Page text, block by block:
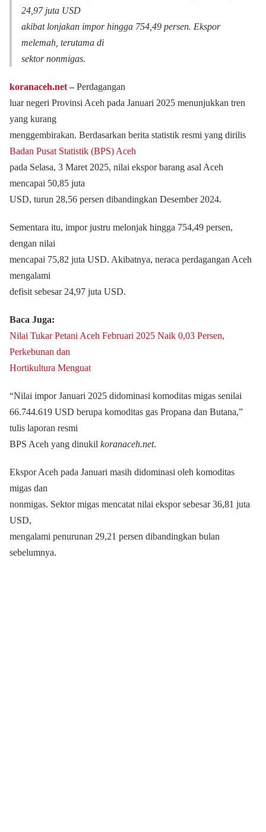
24,97 juta USD
akibat lonjakan impor hingga 754,49 persen. Ekspor
melemah, terutama di
sektor nonmigas.
koranaceh.net ‒ Perdagangan
luar negeri Provinsi Aceh pada Januari 2025 menunjukkan tren
yang kurang
menggembirakan. Berdasarkan berita statistik resmi yang dirilis
Badan Pusat Statistik (BPS) Aceh
pada Selasa, 3 Maret 2025, nilai ekspor barang asal Aceh
mencapai 50,85 juta
USD, turun 28,56 persen dibandingkan Desember 2024.
Sementara itu, impor justru melonjak hingga 754,49 persen,
dengan nilai
mencapai 75,82 juta USD. Akibatnya, neraca perdagangan Aceh
mengalami
defisit sebesar 24,97 juta USD.
Baca Juga:
Nilai Tukar Petani Aceh Februari 2025 Naik 0,03 Persen,
Perkebunan dan
Hortikultura Menguat
“Nilai impor Januari 2025 didominasi komoditas migas senilai
66.744.619 USD berupa komoditas gas Propana dan Butana,”
tulis laporan resmi
BPS Aceh yang dinukil koranaceh.net.
Ekspor Aceh pada Januari masih didominasi oleh komoditas
migas dan
nonmigas. Sektor migas mencatat nilai ekspor sebesar 36,81 juta
USD,
mengalami penurunan 29,21 persen dibandingkan bulan
sebelumnya.